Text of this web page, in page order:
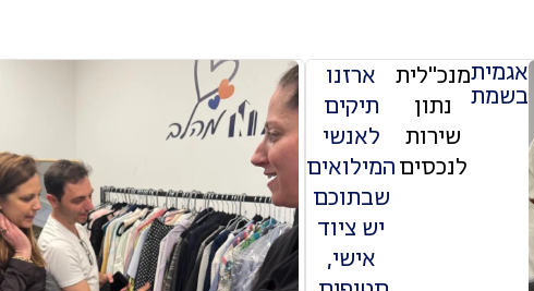
אגמית
בשמת
מנכ"לית
נתון
שירות
לנכסים
ארזנו
תיקים
לאנשי
המילואים
שבתוכם
יש ציוד
אישי,